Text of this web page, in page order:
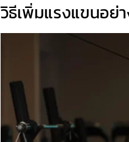
วิธีเพิ่มแรงแขนอย่